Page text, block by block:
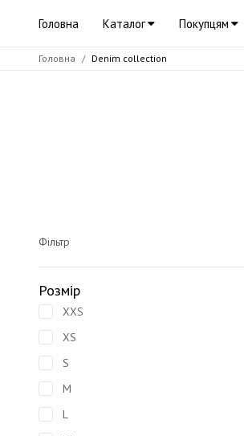
Головна Каталог Покупцям
Головна Denim collection
Фільтр
Розмір
XXS
XS
S
M
L